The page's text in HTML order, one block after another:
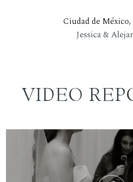
Jessica &
Ciudad de
VIDEO